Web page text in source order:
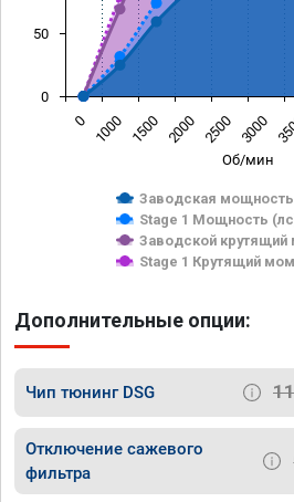
Об/мин
Заводская
Stage 1 Мощность
Заводской
Stage 1 Крутящий
0 1000 1500 2000 2500 3000
0
50
Дополнительные опции:
Чип тюнинг DSG
Отключение сажевого
фильтра